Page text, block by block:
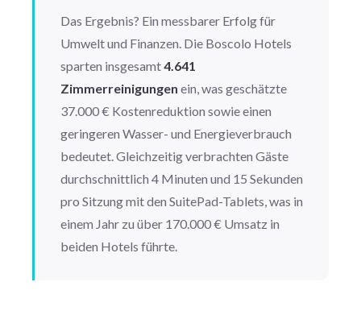
Das Ergebnis? Ein messbarer Erfolg für
Umwelt und Finanzen. Die Boscolo Hotels
sparten insgesamt4.641
Zimmerreinigungen ein, was geschätzte
37.000 € Kostenreduktion sowie einen
geringeren Wasser- und Energieverbrauch
bedeutet. Gleichzeitig verbrachten Gäste
durchschnittlich 4 Minuten und 15 Sekunden
pro Sitzung mit den SuitePad-Tablets, was in
einem Jahr zu über 170.000 € Umsatz in
beiden Hotels führte.